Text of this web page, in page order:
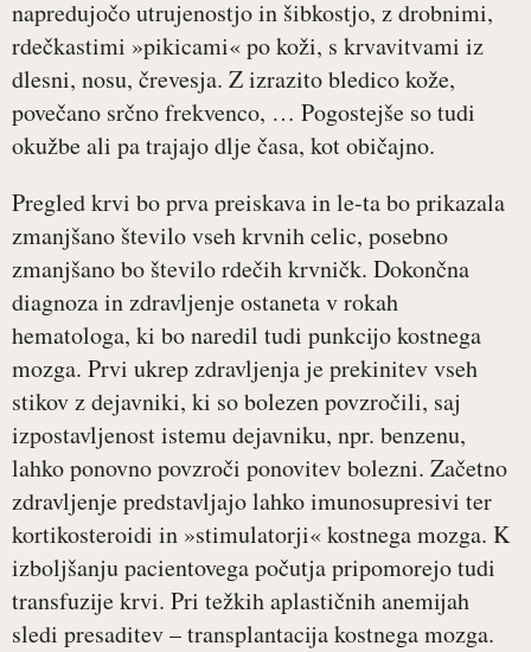
napredujočo utrujenostjo in šibkostjo, z drobnimi,
rdečkastimi »pikicami« po koži, s krvavitvami iz
dlesni, nosu, črevesja. Z izrazito bledico kože,
povečano srčno frekvenco, … Pogostejše so tudi
okužbe ali pa trajajo dlje časa, kot običajno.
Pregled krvi bo prva preiskava in le-ta bo prikazala
zmanjšano število vseh krvnih celic, posebno
zmanjšano bo število rdečih krvničk. Dokončna
diagnoza in zdravljenje ostaneta v rokah
hematologa, ki bo naredil tudi punkcijo kostnega
mozga. Prvi ukrep zdravljenja je prekinitev vseh
stikov z dejavniki, ki so bolezen povzročili, saj
izpostavljenost istemu dejavniku, npr. benzenu,
lahko ponovno povzroči ponovitev bolezni. Začetno
zdravljenje predstavljajo lahko imunosupresivi ter
kortikosteroidi in »stimulatorji« kostnega mozga. K
izboljšanju pacientovega počutja pripomorejo tudi
transfuzije krvi. Pri težkih aplastičnih anemijah
sledi presaditev – transplantacija kostnega mozga.